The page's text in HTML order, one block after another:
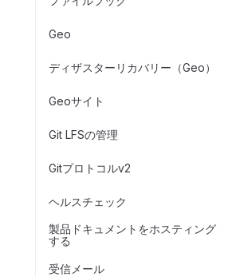
Geo
ディザスターリカバリー（Geo）
Geoサイト
Git LFSの管理
Gitプロトコルv2
ヘルスチェック
製品ドキュメントをホスティング
する
受信メール